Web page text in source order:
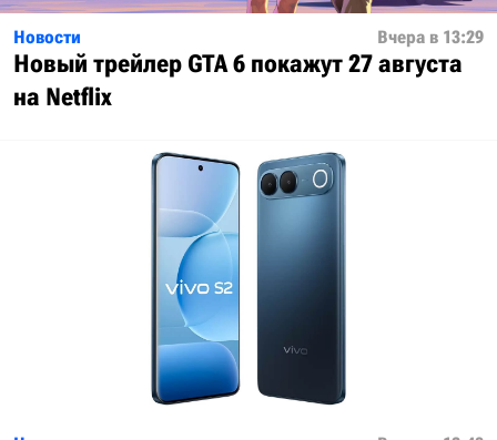
Новости Вчера в 13:29
Новый трейлер GTA 6 покажут 27 августа
на Netflix